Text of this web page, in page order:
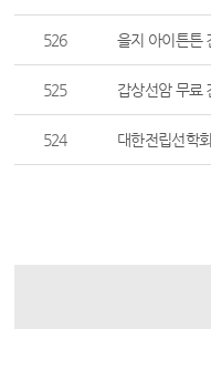
526 을지 아이튼튼
525 갑상선암 무료
524 대한전립선학